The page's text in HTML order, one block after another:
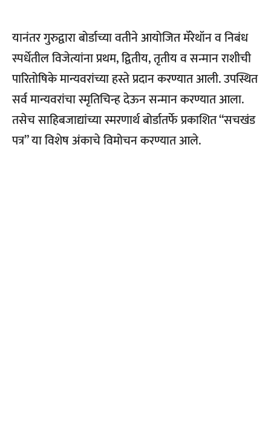
यानंतर गुरुद्वारा बोर्डाच्या वतीने आयोजित मॅरेथॉन व निबंध
स्पर्धेतील विजेत्यांना प्रथम, द्वितीय, तृतीय व सन्मान राशीची
पारितोषिके मान्यवरांच्या हस्ते प्रदान करण्यात आली. उपस्थित
सर्व मान्यवरांचा स्मृतिचिन्ह देऊन सन्मान करण्यात आला.
तसेच साहिबजाद्यांच्या स्मरणार्थ बोर्डातर्फे प्रकाशित “सचखंड
पत्र” या विशेष अंकाचे विमोचन करण्यात आले.